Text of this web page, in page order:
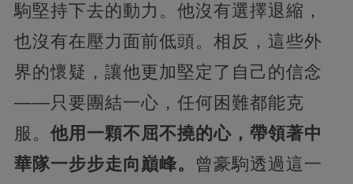
駒堅持下去的動力。他沒有選擇退縮，
也沒有在壓力面前低頭。相反，這些外
界的懷疑，讓他更加堅定了自己的信念
——只要團結一心，任何困難都能克
服。 他用一顆不屈不撓的心，帶領著中
華隊一步步走向巔峰。 曾豪駒透過這一